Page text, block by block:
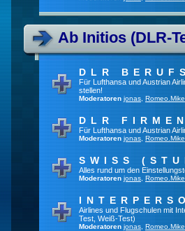
Ab Initios (DLR-
DLR
Für Lufthansa und Austrian
stellen!
Moderatoren jonas Romeo.Mike
DLR
Für Lufthansa und Austrian
Moderatoren jonas Romeo.Mike
SWISS
Alles rund um den
Moderatoren jonas Romeo.Mike
Airlines und Flugschulen mit
Test, Weiß-Test)
Moderatoren jonas Romeo.Mike